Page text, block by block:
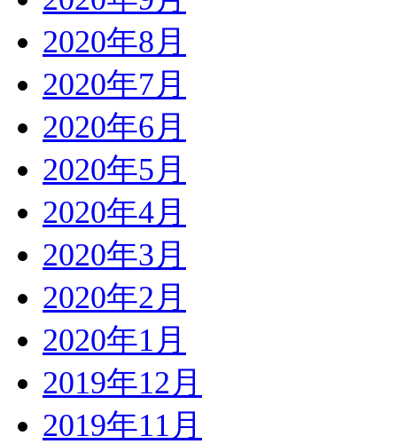
2020年8月
2020年7月
2020年6月
2020年5月
2020年4月
2020年3月
2020年2月
2020年1月
2019年12月
2019年11月